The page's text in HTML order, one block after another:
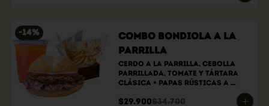
-14%
Combo bondiola a la
parrilla
Cerdo a la parrilla, cebolla
parrillada, tomate y tártara
clásica + papas rústicas a
$29.900$34.700